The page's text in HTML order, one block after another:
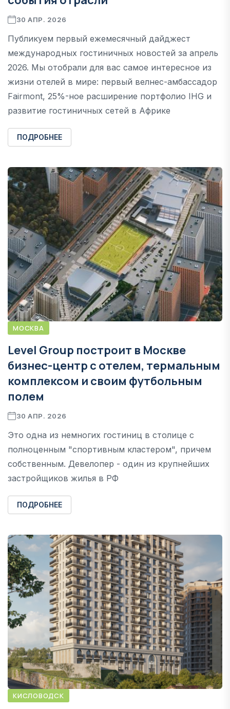
30 АПР. 2026
Публикуем первый ежемесячный дайджест
международных гостиничных новостей за апрель
2026. Мы отобрали для вас самое интересное из
жизни отелей в мире: первый велнес-амбассадор
Fairmont, 25%-ное расширение портфолио IHG и
развитие гостиничных сетей в Африке
ПОДРОБНЕЕ
МОСКВА
Level Group построит в Москве
бизнес-центр с отелем, термальным
комплексом и своим футбольным
полем
30 АПР. 2026
Это одна из немногих гостиниц в столице с
полноценным "спортивным кластером", причем
собственным. Девелопер - один из крупнейших
застройщиков жилья в РФ
ПОДРОБНЕЕ
КИСЛОВОДСК